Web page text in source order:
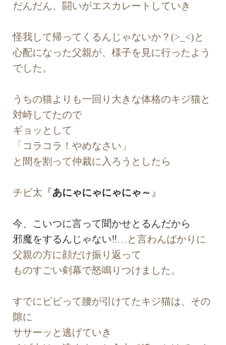
だんだん、闘いがエスカレートしていき
怪我して帰ってくるんじゃないか？(>_<)と
心配になった父親が、様子を見に行ったよう
でした。
うちの猫よりも一回り大きな体格のキジ猫と
対峙してたので
ギョッとして
「コラコラ！やめなさい」
と間を割って仲裁に入ろうとしたら
チビ太 『あにゃにゃにゃにゃ～ 』
今、こいつに言って聞かせとるんだから
邪魔をするんじゃない‼︎…と言わんばかりに
父親の方に顔だけ振り返って
ものすごい剣幕で怒鳴りつけました。
すでにビビって腰が引けてたキジ猫は、その
隙に
ササーッと逃げていき